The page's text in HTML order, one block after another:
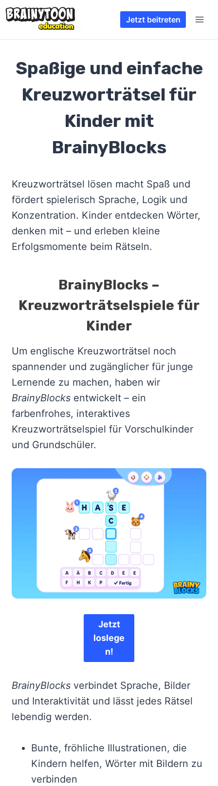
Zum
Inhalt
springen
Jetzt beitreten
Spaßige und einfache
Kreuzworträtsel für
Kinder mit
BrainyBlocks
Kreuzworträtsel lösen macht Spaß und
fördert spielerisch Sprache, Logik und
Konzentration. Kinder entdecken Wörter,
denken mit – und erleben kleine
Erfolgsmomente beim Rätseln.
BrainyBlocks –
Kreuzworträtselspiele für
Kinder
Um englische Kreuzworträtsel noch
spannender und zugänglicher für junge
Lernende zu machen, haben wir
BrainyBlocks entwickelt – ein
farbenfrohes, interaktives
Kreuzworträtselspiel für Vorschulkinder
und Grundschüler.
Jetzt
loslege
n!
BrainyBlocks verbindet Sprache, Bilder
und Interaktivität und lässt jedes Rätsel
lebendig werden.
Bunte, fröhliche Illustrationen, die
Kindern helfen, Wörter mit Bildern zu
verbinden